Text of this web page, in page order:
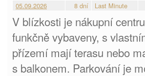
05.09.2026
8 dní Last Minute
V blízkosti je nákupní
funkčně vybaveny, s
přízemí mají terasu nebo
s balkonem. Parkování je